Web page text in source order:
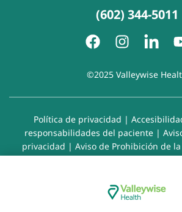
(602) 344-5011
©2025 Valleywise
Política de privacidad |
responsabilidades del paciente|
privacidad | Aviso de Prohibición de